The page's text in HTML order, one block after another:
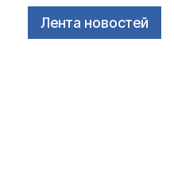
Лента новостей